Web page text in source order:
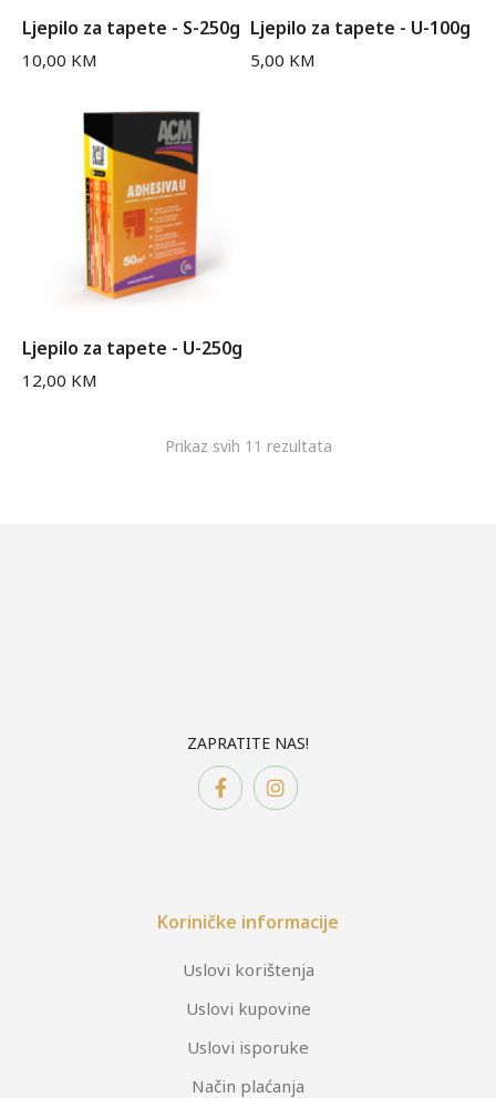
Ljepilo za tapete - S-250g
10,00 KM
Ljepilo za tapete - U-100g
5,00 KM
Ljepilo za tapete - U-250g
12,00 KM
Prikaz svih 11 rezultata
ZAPRATITE NAS!
Koriničke informacije
Uslovi korištenja
Uslovi kupovine
Uslovi isporuke
Način plaćanja